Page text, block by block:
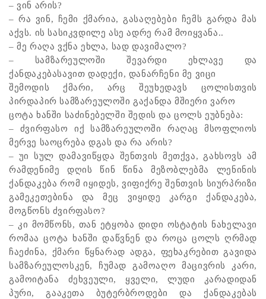
– ვინ არის?
– რა ვინ, ჩემი ქმარია, გასაღებები ჩემს გარდა მას
აქვს. ის სასიკვდილე ასე ადრე რამ მოიყვანა..
– მე რაღა ვქნა ეხლა, სად დავიმალო?
– სამზარეულოში შევარდი ეხლავე და
ქანდაკებასავით დადექი, დანარჩენი მე ვიცი
შემოდის ქმარი, არც შეუხედავს ცოლისთვის
პირდაპირ სამზარეულოში გაქანდა მშიერი ვარო
ცოტა ხანში საძინებელში შედის და ცოლს ეუბნება:
– ძვირფასო იქ სამზარეულოში რაღაც მსოფლიოს
მერვე საოცრება დგას და რა არის?
– უი სულ დამავიწყდა შენთვის მეთქვა, გახსოვს ამ
რამდენიმე დღის წინ წინა მეზობლებმა ლენინის
ქანდაკება რომ იყიდეს, ვიფიქრე შენთვის სიურპრიზი
გამეკეთებინა და მეც ვიყიდე კარგი ქანდაკება,
მოგწონს ძვირფასო?
– კი მომწონს, თან ეტყობა დიდი ოსტატის ნახელავი
რომაა ცოტა ხანში დაწვნენ და როცა ცოლს ღრმად
ჩაეძინა, ქმარი წყნარად ადგა, ფეხაკრებით გავიდა
სამზარეულოსკენ, ჩუმად გამოაღო მაცივრის კარი,
გამოიტანა ძეხვეული, ყველი, ლუდი კარადიდან
პური, გააკეთა ბუტერბროდები და ქანდაკებას